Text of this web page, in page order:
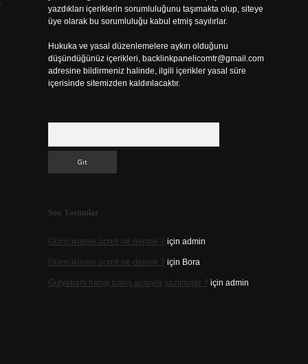
yazdıkları içeriklerin sorumluluğunu taşımakta olup, siteye
üye olarak bu sorumluluğu kabul etmiş sayılırlar.
Hukuka ve yasal düzenlemelere aykırı olduğunu
düşündüğünüz içerikleri, backlinkpanelicomtr@gmail.com
adresine bildirmeniz halinde, ilgili içerikler yasal süre
içerisinde sitemizden kaldırılacaktır.
Son Yorumlar
Gümrükleme ücreti ne demek ? için admin
Gümrükleme ücreti ne demek ? için Bora
Gulyabani hangi bakış açısıyla yazılmıştır ? için admin